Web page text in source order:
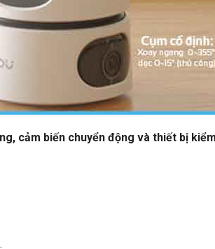
cảm biến chuyển động và thiết bị